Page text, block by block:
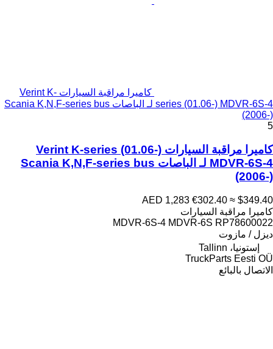
كاميرا مراقبة السيارات Verint K-
series (01.06-) MDVR-6S-4 لـ الباصات Scania K,N,F-series bus
(2006-)
5
كاميرا مراقبة السيارات Verint K-series (01.06-)
MDVR-6S-4 لـ الباصات Scania K,N,F-series bus
(2006-)
AED 1,283 €302.40 ≈ $349.40
كاميرا مراقبة السيارات
MDVR-6S-4 MDVR-6S RP78600022
ديزل / مازوت
إستونيا، Tallinn
TruckParts Eesti OÜ
الاتصال بالبائع